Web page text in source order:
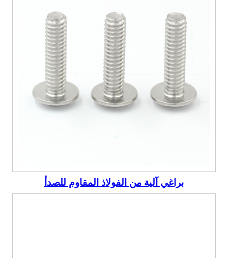
براغي آلية من الفولاذ المقاوم للصدأ